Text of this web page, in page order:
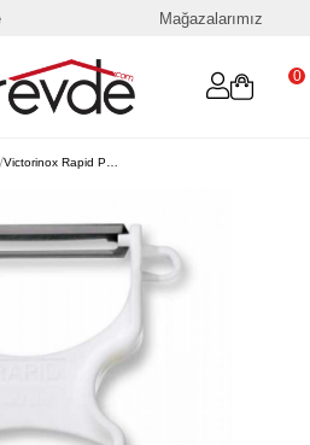
Mağazalarımız
0